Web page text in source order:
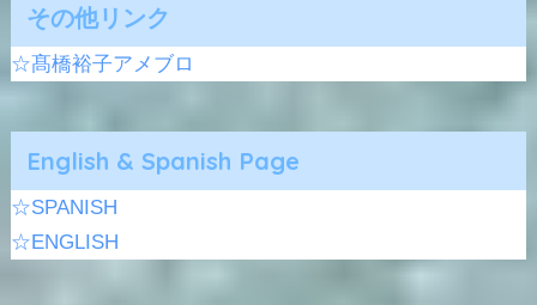
その他リンク
☆髙橋裕子アメブロ
English & Spanish Page
☆SPANISH
☆ENGLISH